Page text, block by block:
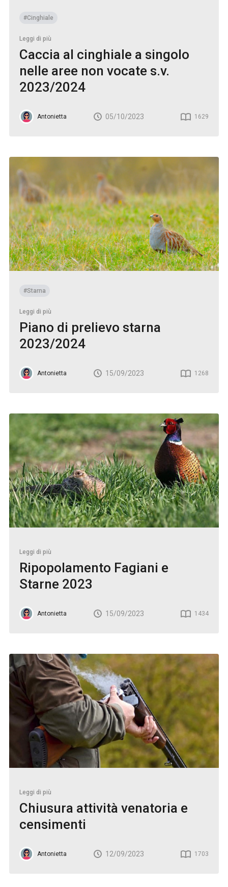
#Cinghiale
Leggi di più
Caccia al cinghiale a singolo
nelle aree non vocate s.v.
2023/2024
Antonietta 05/10/2023 1629
#Starna
Leggi di più
Piano di prelievo starna
2023/2024
Antonietta 15/09/2023 1268
Leggi di più
Ripopolamento Fagiani e
Starne 2023
Antonietta 15/09/2023 1434
Leggi di più
Chiusura attività venatoria e
censimenti
Antonietta 12/09/2023 1703